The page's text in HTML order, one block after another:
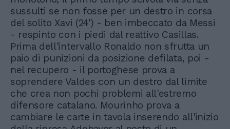
sussulti se non fosse per un destro in corsa
del solito Xavi (24') - ben imbeccato da Messi
- respinto con i piedi dal reattivo Casillas.
Prima dell'intervallo Ronaldo non sfrutta un
paio di punizioni da posizione defilata, poi -
nel recupero - il portoghese prova a
soprendere Valdes con un destro dal limite
che crea non pochi problemi all'estremo
difensore catalano. Mourinho prova a
cambiare le carte in tavola inserendo all'inizio